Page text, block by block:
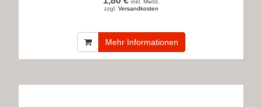
inkl. MwSt.
zzgl. Versandkosten
Mehr Informationen